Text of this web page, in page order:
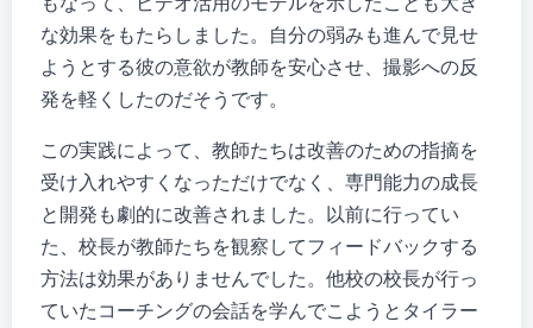
な効果をもたらしました。自分の弱みも進んで見せ
ようとする彼の意欲が教師を安心させ、撮影への反
発を軽くしたのだそうです。
この実践によって、教師たちは改善のための指摘を
受け入れやすくなっただけでなく、専門能力の成長
と開発も劇的に改善されました。以前に行ってい
た、校長が教師たちを観察してフィードバックする
方法は効果がありませんでした。他校の校長が行っ
ていたコーチングの会話を学んでこようとタイラー